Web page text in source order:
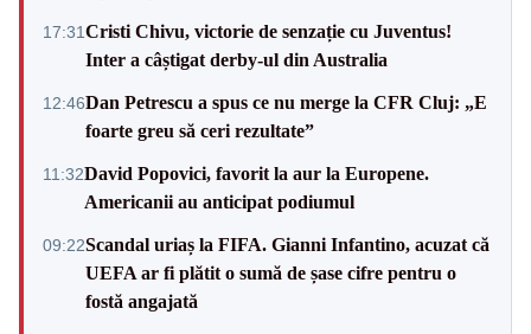
17:31Cristi Chivu, victorie de senzație cu Juventus!
Inter a câștigat derby-ul din Australia
12:46Dan Petrescu a spus ce nu merge la CFR Cluj: „E
foarte greu să ceri rezultate”
11:32David Popovici, favorit la aur la Europene.
Americanii au anticipat podiumul
09:22Scandal uriaș la FIFA. Gianni Infantino, acuzat că
UEFA ar fi plătit o sumă de șase cifre pentru o
fostă angajată